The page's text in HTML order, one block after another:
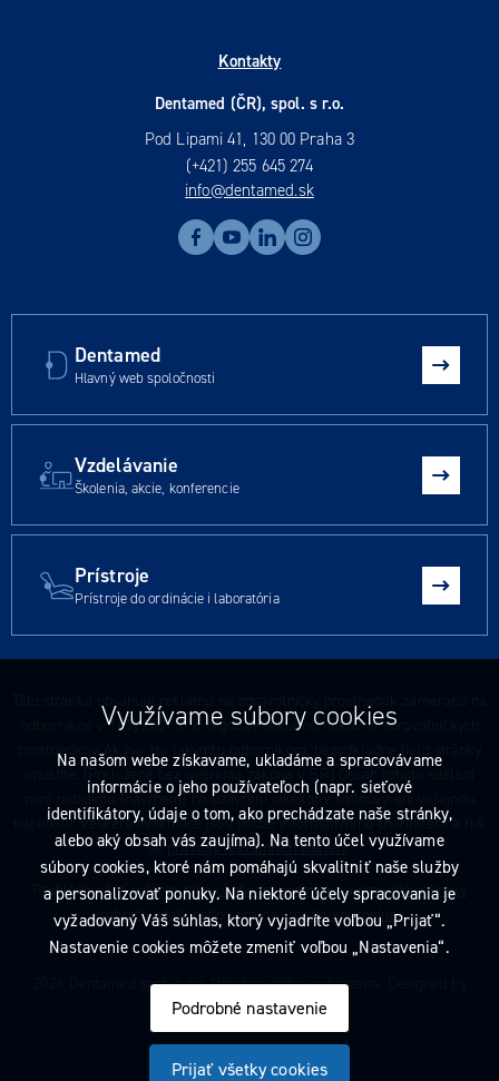
Kontakty
Dentamed (ČR), spol. s r.o.
Pod Lipami 41, 130 00 Praha 3
(+421) 255 645 274
info@dentamed.sk
Dentamed
Hlavný web spoločnosti
Vzdelávanie
Školenia, akcie, konferencie
Prístroje
Prístroje do ordinácie i laboratória
Táto stránka obsahuje reklamu na zdravotnícky prostriedok zameranú na
odborníkov v 147/2001 Z. z. reguluje reklamu liekov aj zdravotníckych
prostriedkov Ak nie ste takýmto odborníkom, bezodkladne tieto stránky
opustite. (Preložené bez overenia zákona v SR) Obsah tohoto sdělení
není nabídkou (návrhem) na uzavření jakékoliv smlouvy ani veřejnou
nabídkou. Veškeré informace jsou pouze informativního charakteru a řídí
se pravidly reklamních sdělení.
Prohlédnout si můžete také obchodní podmínkyapravidla ochrany
osobních údajůnebo upravte nastavení cookies.
2026 Dentamed spol. s r.o. Všechna práva vyhrazena. Designed by
Využívame súbory cookies
Na našom webe získavame, ukladáme a spracovávame
informácie o jeho používateľoch (napr. sieťové
identifikátory, údaje o tom, ako prechádzate naše stránky,
alebo aký obsah vás zaujíma). Na tento účel využívame
súbory cookies, ktoré nám pomáhajú skvalitniť naše služby
a personalizovať ponuky. Na niektoré účely spracovania je
vyžadovaný Váš súhlas, ktorý vyjadríte voľbou „Prijať“.
Nastavenie cookies môžete zmeniť voľbou „Nastavenia“.
Podrobné nastavenie
Prijať všetky cookies